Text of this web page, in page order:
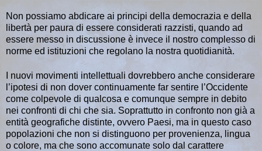
Non possiamo abdicare ai principi della democrazia e della
libertà per paura di essere considerati razzisti, quando ad
essere messo in discussione è invece il nostro complesso di
norme ed istituzioni che regolano la nostra quotidianità.
I nuovi movimenti intellettuali dovrebbero anche considerare
l’ipotesi di non dover continuamente far sentire l’Occidente
come colpevole di qualcosa e comunque sempre in debito
nei confronti di chi che sia. Soprattutto in confronto non già a
entità geografiche distinte, ovvero Paesi, ma in questo caso
popolazioni che non si distinguono per provenienza, lingua
o colore, ma che sono accomunate solo dal carattere